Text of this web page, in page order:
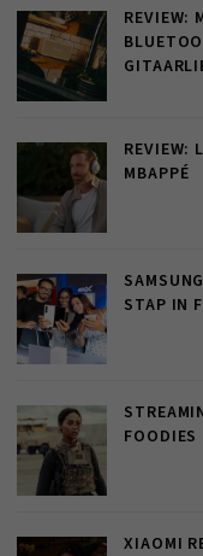
REVIEW:
REVIEW:
MBAPPÉ
STAP IN
FOODIES
XIAOMI